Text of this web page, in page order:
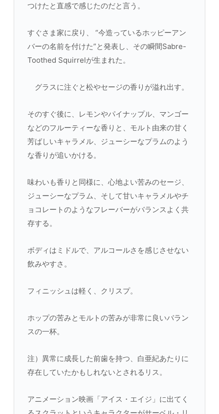
つけたと直感で感じたのだと言う。
すぐさま家に戻り、 “今造っているホッピーアン
バーの名前を付けた”と発表し、その瞬間Sabre-
Toothed Squirrelが生まれた。
グラスに注ぐと松やセージの香りが溢れ出す。
そのすぐ後に、レモンやパイナップル、マンゴー
などのフルーティーな香りと、モルト由来の甘く
芳ばしいキャラメル、ジューシーなプラムのよう
な香りが追いかける。
味わいも香りと同様に、心地よい苦みのセージ、
ジューシーなプラム、そして甘いキャラメルやチ
ョコレートのようなフレーバーがバランスよく共
存する。
ボディはミドルで、アルコールさを感じさせない
飲みやすさ。
フィニッシュは軽く、クリスプ。
ホップの苦みとモルトの苦みが非常に良いバラン
スの一杯。
注）異常に成長した前歯を持つ、白亜紀あたりに
存在していたかもしれないとされるリス。
アニメーション映画「アイス・エイジ」に出てく